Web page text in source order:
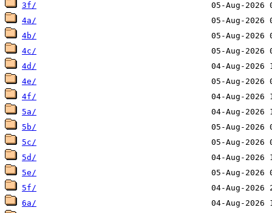
3f/
4a/
4b/
4c/
4d/
4e/
4f/
5a/
5b/
5c/
5d/
5e/
5f/
6a/